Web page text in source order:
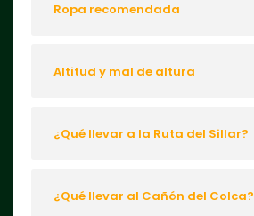
Ropa recomendada
Altitud y mal de altura
¿Qué llevar a la Ruta del Sillar?
¿Qué llevar al Cañón del Colca?